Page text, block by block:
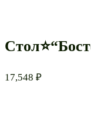
17,548 ₽